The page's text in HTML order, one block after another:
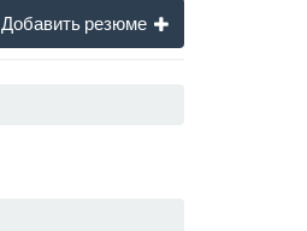
Добавить резюме